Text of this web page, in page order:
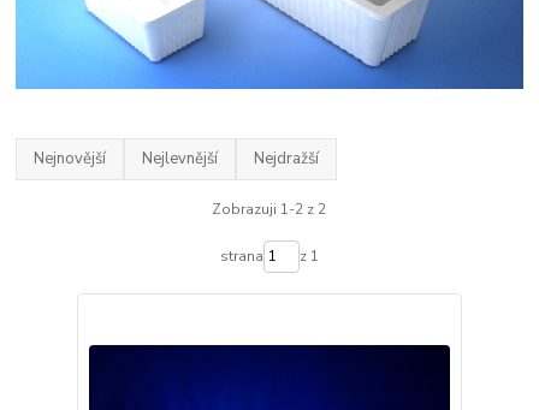
Nejnovější Nejlevnější Nejdražší
Zobrazuji 1-2 z 2
strana z 1